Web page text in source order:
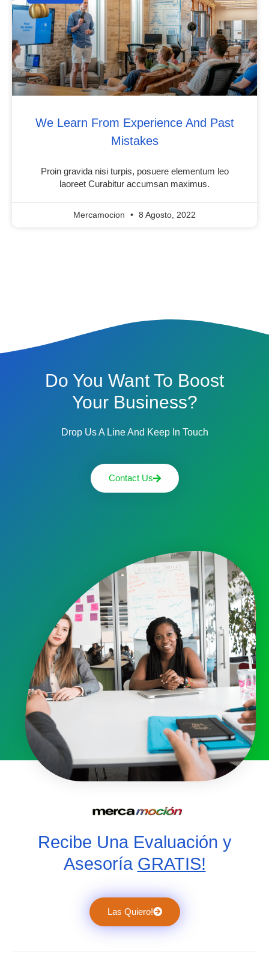
We Learn From Experience And Past
Mistakes
Proin gravida nisi turpis, posuere elementum leo
laoreet Curabitur accumsan maximus.
Mercamocion 8 Agosto, 2022
Do You Want To Boost
Your Business?
Drop Us A Line And Keep In Touch
Contact Us
Recibe Una Evaluación y
Asesoría GRATIS!
Las Quiero!